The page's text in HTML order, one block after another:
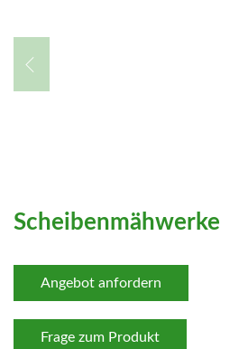
Scheibenmähwerke
Angebot anfordern
Frage zum Produkt